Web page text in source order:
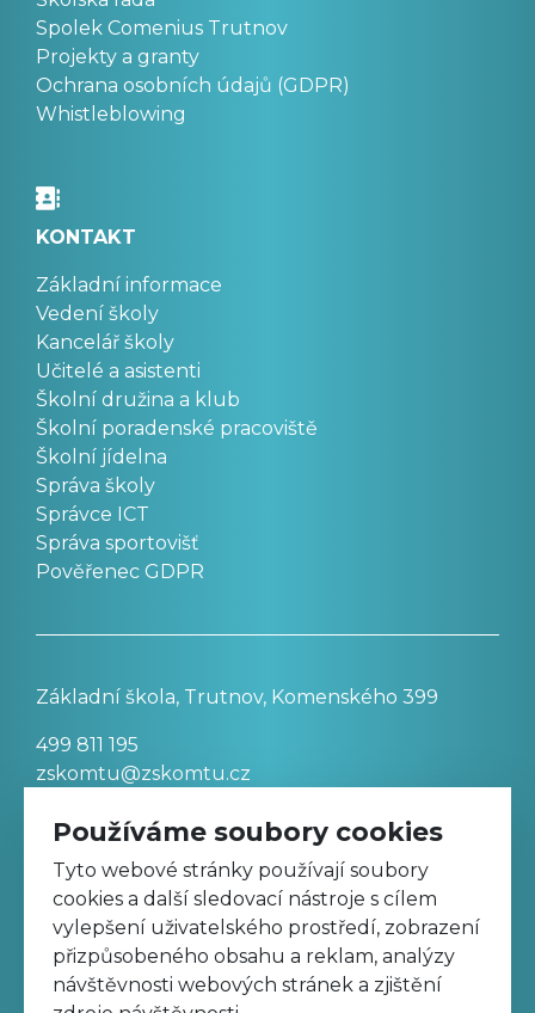
Spolek Comenius Trutnov
Projekty a granty
Ochrana osobních údajů (GDPR)
Whistleblowing
KONTAKT
Základní informace
Vedení školy
Kancelář školy
Učitelé a asistenti
Školní družina a klub
Školní poradenské pracoviště
Školní jídelna
Správa školy
Správce ICT
Správa sportovišť
Pověřenec GDPR
Základní škola, Trutnov, Komenského 399
499 811 195
zskomtu@zskomtu.cz
Prohlášení o přístupnosti stránek
Nastavení cookies
Používáme soubory cookies
Tyto webové stránky používají soubory
cookies a další sledovací nástroje s cílem
vylepšení uživatelského prostředí, zobrazení
přizpůsobeného obsahu a reklam, analýzy
návštěvnosti webových stránek a zjištění